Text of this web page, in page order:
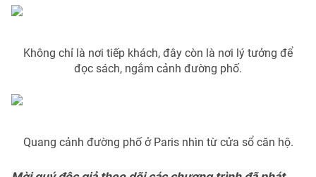
Ðiện thoại Thời báo VTV:
Liên hệ quảng cáo:024-7300.7108
Không chỉ là nơi tiếp khách, đây còn là nơi lý tưởng để
đọc sách, ngắm cảnh đường phố.
Quang cảnh đường phố ở Paris nhìn từ cửa sổ căn hộ.